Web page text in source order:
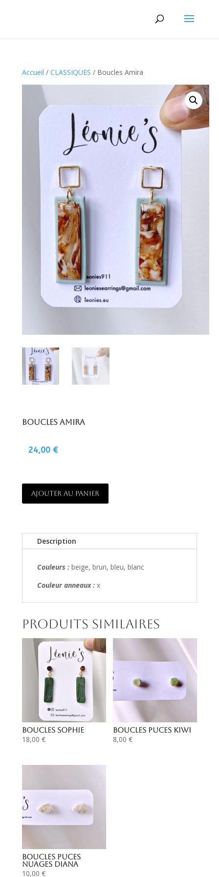
Accueil / CLASSIQUES / Boucles Amira
Boucles Amira
24,00 €
AJOUTER AU PANIER
L
R
T
E
Description
Couleurs :beige, brun, bleu, blanc
Couleur anneaux :x
Produits similaires
Boucles Sophie
18,00 €
Boucles puces Kiwi
8,00€
Boucles puces
nuages Diana
10,00 €